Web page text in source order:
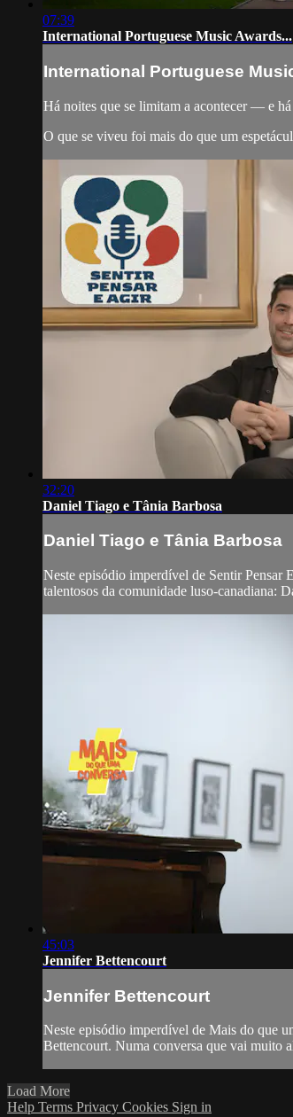
07:39
International Portuguese Music Awards...
International Portuguese
Há noites que se limitam a acontecer — e
O que se viveu foi mais do que um
32:20
Daniel Tiago e Tânia Barbosa
Daniel Tiago e Tânia Barbosa
Neste episódio imperdível de Sentir Pensar
talentosos da comunidade luso-canadiana:
45:03
Jennifer Bettencourt
Jennifer Bettencourt
Neste episódio imperdível de Mais do que
Bettencourt. Numa conversa que vai muito
Load More
Help Terms Privacy Cookies Sign in